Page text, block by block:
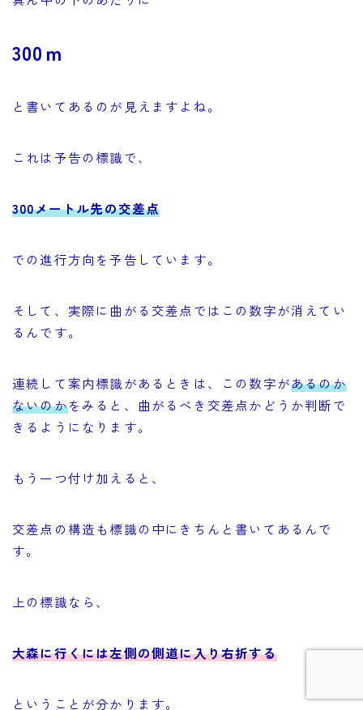
300ｍ
と書いてあるのが見えますよね。
これは予告の標識で、
300メートル先の交差点
での進行方向を予告しています。
そして、実際に曲がる交差点ではこの数字が消えてい
るんです。
連続して案内標識があるときは、この数字があるのか
ないのかをみると、曲がるべき交差点かどうか判断で
きるようになります。
もう一つ付け加えると、
交差点の構造も標識の中にきちんと書いてあるんで
す。
上の標識なら、
大森に行くには左側の側道に入り右折する
ということが分かります。